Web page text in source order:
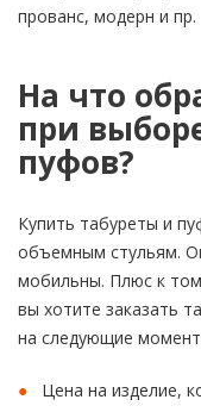
прованс, модерн и пр.
На что
при
пуфов?
Купить табуреты и
объемным стульям.
мобильны. Плюс к
вы хотите заказать
на следующие
Цена на изделие,